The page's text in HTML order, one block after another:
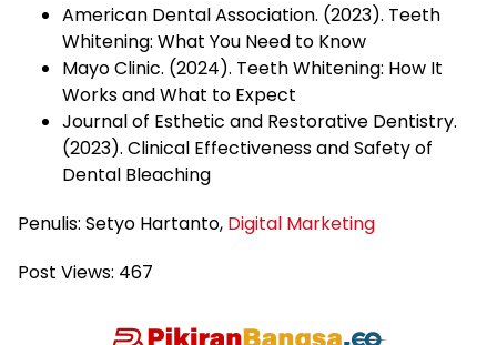
American Dental Association. (2023). Teeth
Whitening: What You Need to Know
Mayo Clinic. (2024). Teeth Whitening: How It
Works and What to Expect
Journal of Esthetic and Restorative Dentistry.
(2023). Clinical Effectiveness and Safety of
Dental Bleaching
Penulis: Setyo Hartanto, Digital Marketing
Post Views: 467